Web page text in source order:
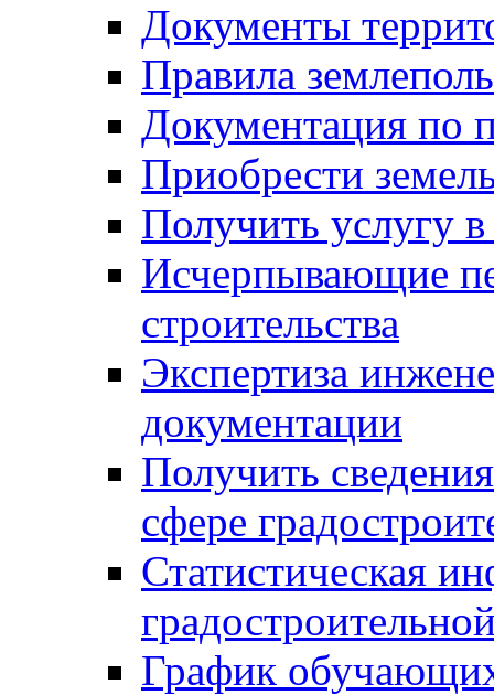
Документы
Правила
Документация по
Приобрести
Получить услугу в
Исчерпывающие
строительства
Экспертиза
документации
Получить
сфере
Статистическая
График